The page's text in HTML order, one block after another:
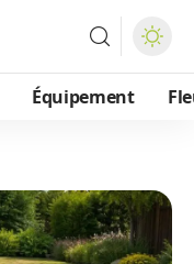
Équipement